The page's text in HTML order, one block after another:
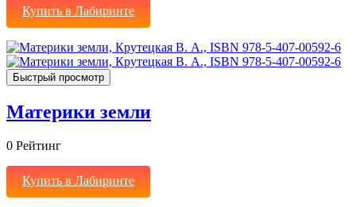
Купить в Лабиринте
Быстрый просмотр
Материки земли
0 Рейтинг
Купить в Лабиринте